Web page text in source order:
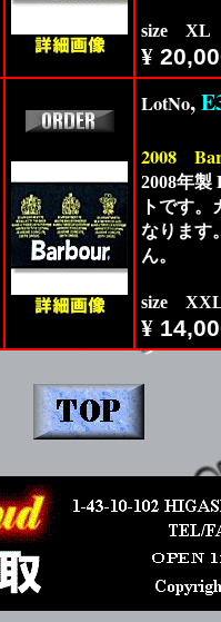
size XL
¥
LotNo,
2008
2008年
トです
なります
ん。
size XXL
¥